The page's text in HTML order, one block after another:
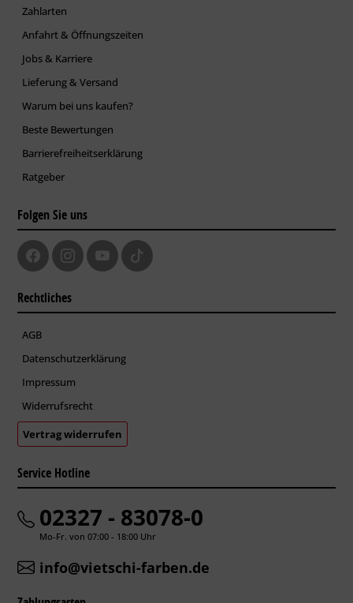
Zahlarten
Anfahrt & Öffnungszeiten
Jobs & Karriere
Lieferung & Versand
Warum bei uns kaufen?
Beste Bewertungen
Barrierefreiheitserklärung
Ratgeber
Folgen Sie uns
Rechtliches
AGB
Datenschutzerklärung
Impressum
Widerrufsrecht
Vertrag widerrufen
Service Hotline
02327 - 83078-0
Mo-Fr. von 07:00 - 18:00 Uhr
info@vietschi-farben.de